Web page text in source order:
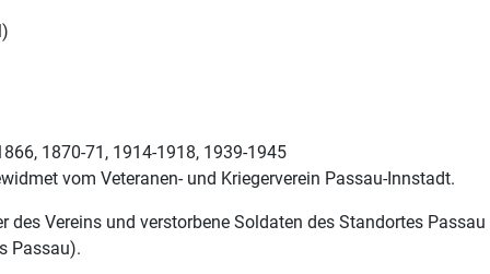
1870-71, 1914-1918, 1939-1945
vom Veteranen- und Kriegerverein Passau-Innstadt.
Vereins und verstorbene Soldaten des Standortes Passau
Passau).